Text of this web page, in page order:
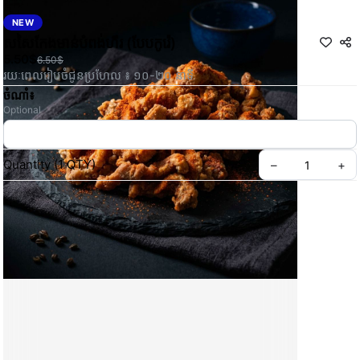
NEW
6.50$
រយៈពេលរៀបចំជូនប្រហែល ៖ ១០-២០ នាទី
ចំណាំ៖
Optional
Quantity(1 QTY) – +